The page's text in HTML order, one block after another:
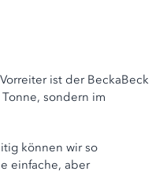
ist der BeckaBeck
sondern im
können wir so
einfache, aber